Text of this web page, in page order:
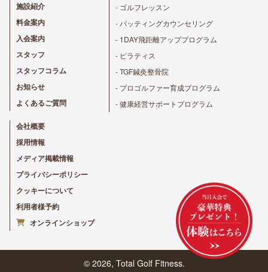
施設紹介
料金案内
入会案内
スタッフ
スタッフコラム
お知らせ
よくあるご質問
- ゴルフレッスン
- パッティングカウンセリング
- 1DAY飛距離アッププログラム
- ピラティス
- TGF鍼灸整骨院
- プロゴルファー育成プログラム
- 健康経営サポートプログラム
会社概要
採用情報
メディア掲載情報
プライバシーポリシー
クッキーについて
利用者様予約
オンラインショップ
© 2026, Total Golf Fitness.